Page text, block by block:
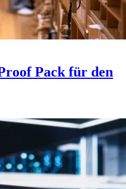
Pack für den